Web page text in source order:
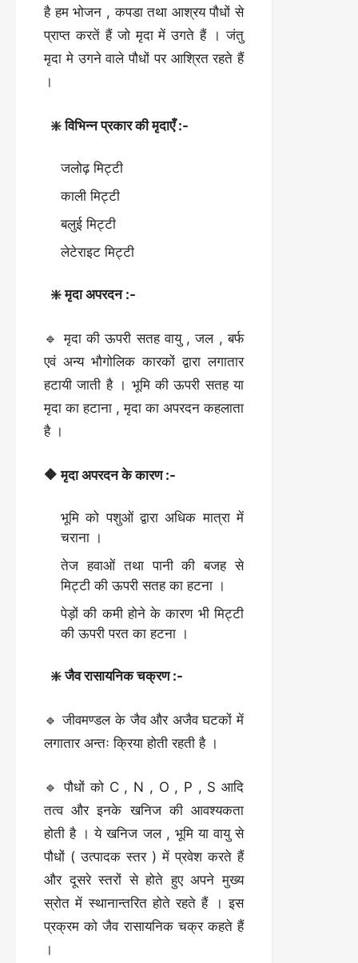
है हम भोजन , कपडा तथा आश्रय पौधों से
प्राप्त करतें हैं जो मृदा में उगते हैं । जंतु
मृदा मे उगने वाले पौधों पर आश्रित रहते हैं
।
❇️ विभिन्न प्रकार की मृदाएँ :-
जलोढ़ मिट्टी
काली मिट्टी
बलुई मिट्टी
लेटेराइट मिट्टी
❇️ मृदा अपरदन :-
🔹 मृदा की ऊपरी सतह वायु , जल , बर्फ
एवं अन्य भौगोलिक कारकों द्वारा लगातार
हटायी जाती है । भूमि की ऊपरी सतह या
मृदा का हटाना , मृदा का अपरदन कहलाता
है ।
🔶 मृदा अपरदन के कारण :-
भूमि को पशुओं द्वारा अधिक मात्रा में
चराना ।
तेज हवाओं तथा पानी की बजह से
मिट्टी की ऊपरी सतह का हटना ।
पेड़ों की कमी होने के कारण भी मिट्टी
की ऊपरी परत का हटना ।
❇️ जैव रासायनिक चक्रण :-
🔹 जीवमण्डल के जैव और अजैव घटकों में
लगातार अन्तः क्रिया होती रहती है ।
🔹 पौधों को C , N , O , P , S आदि
तत्व और इनके खनिज की आवश्यकता
होती है । ये खनिज जल , भूमि या वायु से
पौधों ( उत्पादक स्तर ) में प्रवेश करते हैं
और दूसरे स्तरों से होते हुए अपने मुख्य
स्रोत में स्थानान्तरित होते रहते हैं । इस
प्रक्रम को जैव रासायनिक चक्र कहते हैं
।